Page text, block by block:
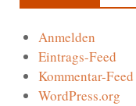
Anmelden
Eintrags-Feed
Kommentar-Feed
WordPress.org